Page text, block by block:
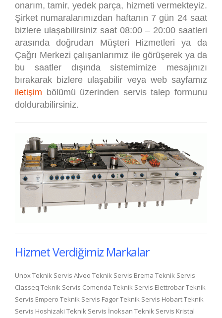
onarım, tamir, yedek parça, hizmeti vermekteyiz.
Şirket numaralarımızdan haftanın 7 gün 24 saat
bizlere ulaşabilirsiniz saat 08:00 – 20:00 saatleri
arasında doğrudan Müşteri Hizmetleri ya da
Çağrı Merkezi çalışanlarımız ile görüşerek ya da
bu saatler dışında sistemimize mesajınızı
bırakarak bizlere ulaşabilir veya web sayfamız
iletişim bölümü üzerinden servis talep formunu
doldurabilirsiniz.
Hizmet Verdiğimiz Markalar
Unox Teknik Servis Alveo Teknik Servis Brema Teknik Servis
Classeq Teknik Servis Comenda Teknik Servis Elettrobar Teknik
Servis Empero Teknik Servis Fagor Teknik Servis Hobart Teknik
Servis Hoshizaki Teknik Servis İnoksan Teknik Servis Kristal